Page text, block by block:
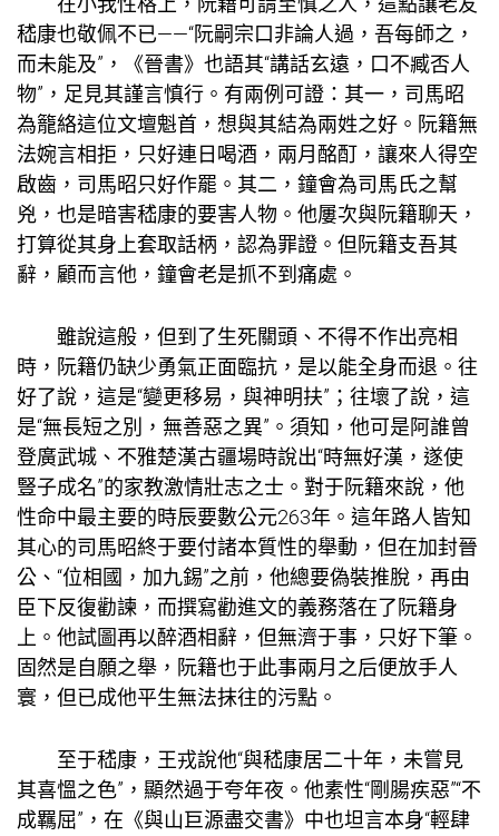
嵇康也敬佩不已——“阮嗣宗口非論人過，吾每師之，
而未能及”，《晉書》也語其“講話玄遠，口不臧否人
物”，足見其謹言慎行。有兩例可證：其一，司馬昭
為籠絡這位文壇魁首，想與其結為兩姓之好。阮籍無
法婉言相拒，只好連日喝酒，兩月酩酊，讓來人得空
啟齒，司馬昭只好作罷。其二，鐘會為司馬氏之幫
兇，也是暗害嵇康的要害人物。他屢次與阮籍聊天，
打算從其身上套取話柄，認為罪證。但阮籍支吾其
辭，顧而言他，鐘會老是抓不到痛處。
雖說這般，但到了生死關頭、不得不作出亮相
時，阮籍仍缺少勇氣正面臨抗，是以能全身而退。往
好了說，這是“變更移易，與神明扶”；往壞了說，這
是“無長短之別，無善惡之異”。須知，他可是阿誰曾
登廣武城、不雅楚漢古疆場時說出“時無好漢，遂使
豎子成名”的家教激情壯志之士。對于阮籍來說，他
性命中最主要的時辰要數公元263年。這年路人皆知
其心的司馬昭終于要付諸本質性的舉動，但在加封晉
公、“位相國，加九錫”之前，他總要偽裝推脫，再由
臣下反復勸諫，而撰寫勸進文的義務落在了阮籍身
上。他試圖再以醉酒相辭，但無濟于事，只好下筆。
固然是自願之舉，阮籍也于此事兩月之后便放手人
寰，但已成他平生無法抹往的污點。
至于嵇康，王戎說他“與嵇康居二十年，未嘗見
其喜慍之色”，顯然過于夸年夜。他素性“剛腸疾惡”“不
成羈屈”，在《與山巨源盡交書》中也坦言本身“輕肆